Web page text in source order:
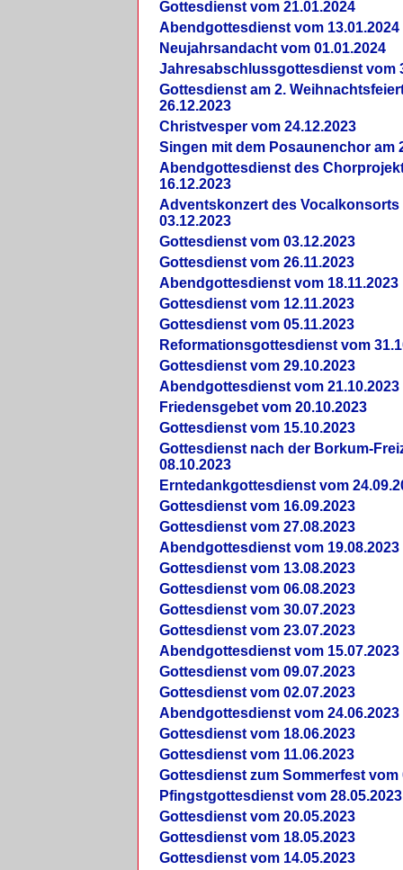
Gottesdienst vom 21.01.2024
Abendgottesdienst vom 13.01.2024
Neujahrsandacht vom 01.01.2024
Jahresabschlussgottesdienst vom
Gottesdienst am 2.
26.12.2023
Christvesper vom 24.12.2023
Singen mit dem Posaunenchor am
Abendgottesdienst des
16.12.2023
Adventskonzert des Vocalkonsorts
03.12.2023
Gottesdienst vom 03.12.2023
Gottesdienst vom 26.11.2023
Abendgottesdienst vom 18.11.2023
Gottesdienst vom 12.11.2023
Gottesdienst vom 05.11.2023
Reformationsgottesdienst vom
Gottesdienst vom 29.10.2023
Abendgottesdienst vom 21.10.2023
Friedensgebet vom 20.10.2023
Gottesdienst vom 15.10.2023
Gottesdienst nach der Borkum-
08.10.2023
Erntedankgottesdienst vom
Gottesdienst vom 16.09.2023
Gottesdienst vom 27.08.2023
Abendgottesdienst vom 19.08.2023
Gottesdienst vom 13.08.2023
Gottesdienst vom 06.08.2023
Gottesdienst vom 30.07.2023
Gottesdienst vom 23.07.2023
Abendgottesdienst vom 15.07.2023
Gottesdienst vom 09.07.2023
Gottesdienst vom 02.07.2023
Abendgottesdienst vom 24.06.2023
Gottesdienst vom 18.06.2023
Gottesdienst vom 11.06.2023
Gottesdienst zum Sommerfest vom
Pfingstgottesdienst vom 28.05.2023
Gottesdienst vom 20.05.2023
Gottesdienst vom 18.05.2023
Gottesdienst vom 14.05.2023